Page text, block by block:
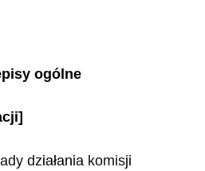
ogólne
działania komisji